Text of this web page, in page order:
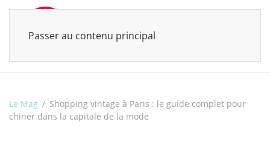
Passer au contenu principal
Le Mag
Shopping vintage à Paris : le guide complet pour
chiner dans la capitale de la mode